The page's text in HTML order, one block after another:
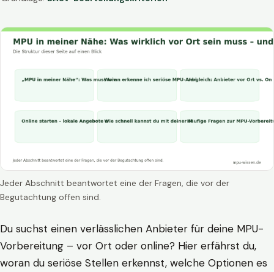
Jeder Abschnitt beantwortet eine der Fragen, die vor der
Begutachtung offen sind.
Du suchst einen verlässlichen Anbieter für deine MPU-
Vorbereitung – vor Ort oder online? Hier erfährst du,
woran du seriöse Stellen erkennst, welche Optionen es